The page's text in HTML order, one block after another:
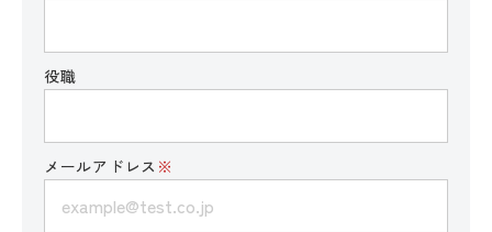
役職
メールアドレス ※